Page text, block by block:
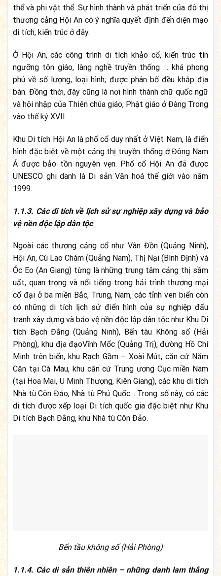
thể và phi vật thể. Sự hình thành và phát triển của đô thị
thương cảng Hội An có ý nghĩa quyết định đến diện mạo
di tích, kiến trúc ở đây.
Ở Hội An, các công trình di tích khảo cổ, kiến trúc tín
ngưỡng tôn giáo, làng nghề truyền thống … khá phong
phú về số lượng, loại hình; được phân bố đều khắp địa
bàn. Đồng thời, đây cũng là nơi hình thành chữ quốc ngữ
và hội nhập của Thiên chúa giáo, Phật giáo ở Đàng Trong
vào thế kỷ XVII.
Khu Di tích Hội An là phố cổ duy nhất ở Việt Nam, là điển
hình đặc biệt về một cảng thị truyền thống ở Đông Nam
Á được bảo tồn nguyên vẹn. Phố cổ Hội An đã được
UNESCO ghi danh là Di sản Văn hoá thế giới vào năm
1999.
1.1.3. Các di tích về lịch sử sự nghiệp xây dựng và bảo
vệ nền độc lập dân tộc
Ngoài các thương cảng cổ như Vân Đồn (Quảng Ninh),
Hội An, Cù Lao Chàm (Quảng Nam), Thị Nại (Bình Định) và
Óc Eo (An Giang) từng là những trung tâm cảng thị sầm
uất, quan trọng và nổi tiếng trong hải trình thương mại
cổ đại ở ba miền Bắc, Trung, Nam, các tỉnh ven biển còn
có những di tích lịch sử điển hình của sự nghiệp đấu
tranh xây dựng và bảo vệ nền độc lập dân tộc như Khu Di
tích Bạch Đằng (Quảng Ninh), Bến tàu Không số (Hải
Phòng), khu địa đạoVĩnh Mốc (Quảng Trị), đường Hồ Chí
Minh trên biển, khu Rạch Gầm – Xoài Mút, căn cứ Năm
Căn tại Cà Mau, khu căn cứ Trung ương Cục miền Nam
(tại Hoa Mai, U Minh Thượng, Kiên Giang), các khu di tích
Nhà tù Côn Đảo, Nhà tù Phú Quốc… Trong số này, có các
di tích được xếp loại Di tích quốc gia đặc biệt như Khu
Di tích Bạch Đằng, khu Nhà tù Côn Đảo.
Bến tầu không số (Hải Phòng)
1.1.4. Các di sản thiên nhiên – những danh lam thắng